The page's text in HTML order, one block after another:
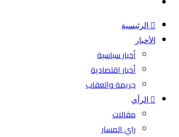
الرئيسية
الأخبار
أخبار سياسية
أخبار اقتصادية
جريمة والعقاب
الرأي
مقالات
راي المسار